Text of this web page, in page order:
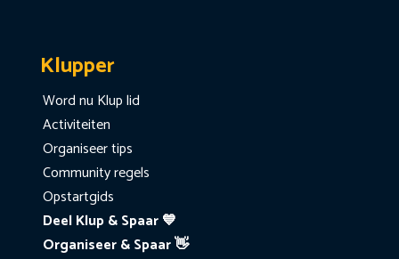
Klupper
Word nu Klup lid
Activiteiten
Organiseer tips
Community regels
Opstartgids
Deel Klup & Spaar 💙
Organiseer & Spaar 👋